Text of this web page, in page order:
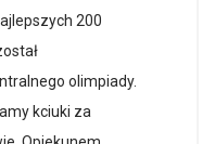
200
olimpiady.
kciuki za